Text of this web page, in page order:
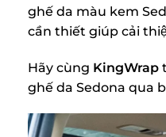
ghế da màu kem
cần thiết giúp cải
Hãy cùng KingWrap
ghế da Sedona qua